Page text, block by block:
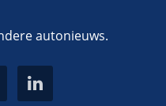
autonieuws.